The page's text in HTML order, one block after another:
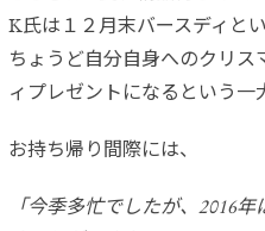
K氏は１２月末バースディと
ちょうど自分自身へのクリ
ィプレゼントになるという一
お持ち帰り間際には、
「今季多忙でしたが、2016